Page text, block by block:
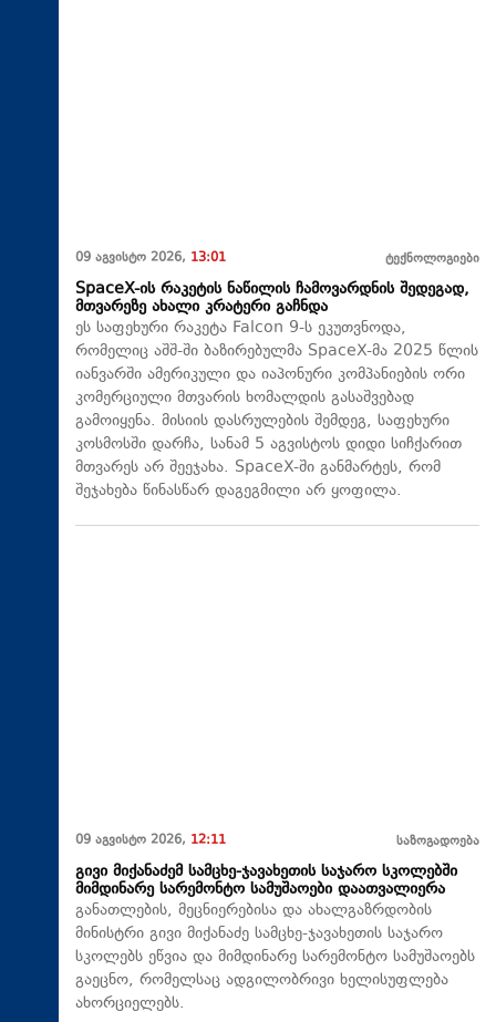
09 აგვისტო 2026, 13:01 ტექნოლოგიები
SpaceX-ის რაკეტის ნაწილის ჩამოვარდნის შედეგად,
მთვარეზე ახალი კრატერი გაჩნდა
ეს საფეხური რაკეტა Falcon 9-ს ეკუთვნოდა,
რომელიც აშშ-ში ბაზირებულმა SpaceX-მა 2025 წლის
იანვარში ამერიკული და იაპონური კომპანიების ორი
კომერციული მთვარის ხომალდის გასაშვებად
გამოიყენა. მისიის დასრულების შემდეგ, საფეხური
კოსმოსში დარჩა, სანამ 5 აგვისტოს დიდი სიჩქარით
მთვარეს არ შეეჯახა.​ SpaceX-ში განმარტეს, რომ
შეჯახება წინასწარ დაგეგმილი არ ყოფილა.
09 აგვისტო 2026, 12:11 საზოგადოება
გივი მიქანაძემ სამცხე-ჯავახეთის საჯარო სკოლებში
მიმდინარე სარემონტო სამუშაოები დაათვალიერა
განათლების, მეცნიერებისა და ახალგაზრდობის
მინისტრი გივი მიქანაძე სამცხე-ჯავახეთის საჯარო
სკოლებს ეწვია და მიმდინარე სარემონტო სამუშაოებს
გაეცნო, რომელსაც ადგილობრივი ხელისუფლება
ახორციელებს.